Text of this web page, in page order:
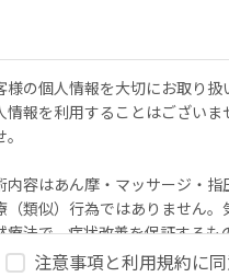
様の個人情報を大切にお取り扱
情報を利用することはございま
内容はあん摩・マッサージ・
（類似）行為ではありません。
療法で、症状改善を保証するも
ご予約をされてください。
注意事項と利用規約に